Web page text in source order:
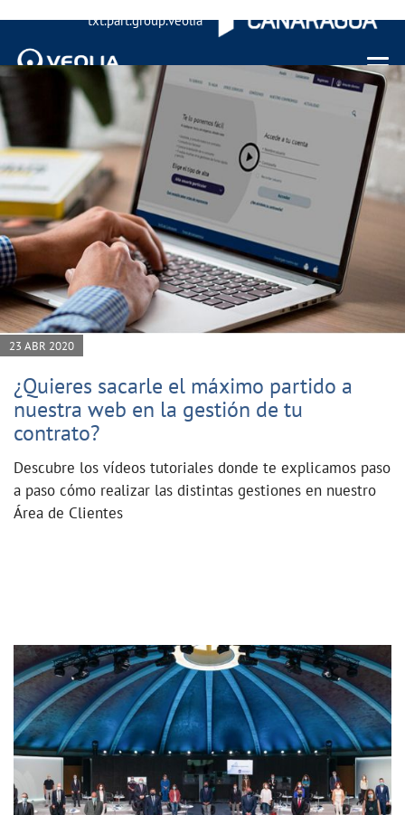
txt.part.group.veolia
Menu
23 ABR 2020
¿Quieres sacarle el máximo partido a
nuestra web en la gestión de tu
contrato?
Descubre los vídeos tutoriales donde te explicamos paso
a paso cómo realizar las distintas gestiones en nuestro
Área de Clientes